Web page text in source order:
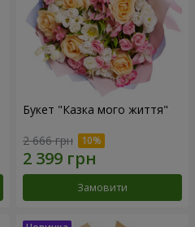
Букет "Казка мого життя"
2 666 грн
Замовити